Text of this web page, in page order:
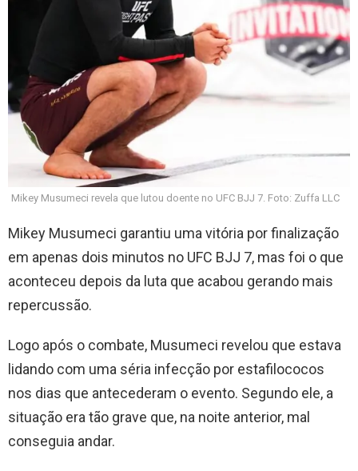
Mikey Musumeci revela que lutou doente no UFC BJJ 7. Foto: Zuffa LLC
Mikey Musumeci garantiu uma vitória por finalização
em apenas dois minutos no UFC BJJ 7, mas foi o que
aconteceu depois da luta que acabou gerando mais
repercussão.
Logo após o combate, Musumeci revelou que estava
lidando com uma séria infecção por estafilococos
nos dias que antecederam o evento. Segundo ele, a
situação era tão grave que, na noite anterior, mal
conseguia andar.